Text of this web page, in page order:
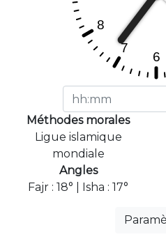
Méthodes morales
Ligue islamique
mondiale
Angles
Fajr : 18° | Isha : 17°